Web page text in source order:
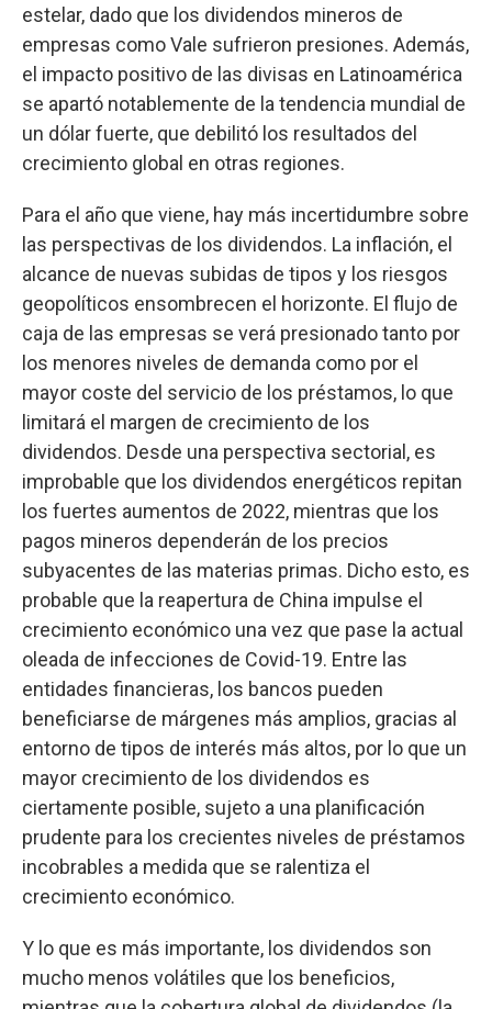
estelar, dado que los dividendos mineros de
empresas como Vale sufrieron presiones. Además,
el impacto positivo de las divisas en Latinoamérica
se apartó notablemente de la tendencia mundial de
un dólar fuerte, que debilitó los resultados del
crecimiento global en otras regiones.
Para el año que viene, hay más incertidumbre sobre
las perspectivas de los dividendos. La inflación, el
alcance de nuevas subidas de tipos y los riesgos
geopolíticos ensombrecen el horizonte. El flujo de
caja de las empresas se verá presionado tanto por
los menores niveles de demanda como por el
mayor coste del servicio de los préstamos, lo que
limitará el margen de crecimiento de los
dividendos. Desde una perspectiva sectorial, es
improbable que los dividendos energéticos repitan
los fuertes aumentos de 2022, mientras que los
pagos mineros dependerán de los precios
subyacentes de las materias primas. Dicho esto, es
probable que la reapertura de China impulse el
crecimiento económico una vez que pase la actual
oleada de infecciones de Covid-19. Entre las
entidades financieras, los bancos pueden
beneficiarse de márgenes más amplios, gracias al
entorno de tipos de interés más altos, por lo que un
mayor crecimiento de los dividendos es
ciertamente posible, sujeto a una planificación
prudente para los crecientes niveles de préstamos
incobrables a medida que se ralentiza el
crecimiento económico.
Y lo que es más importante, los dividendos son
mucho menos volátiles que los beneficios,